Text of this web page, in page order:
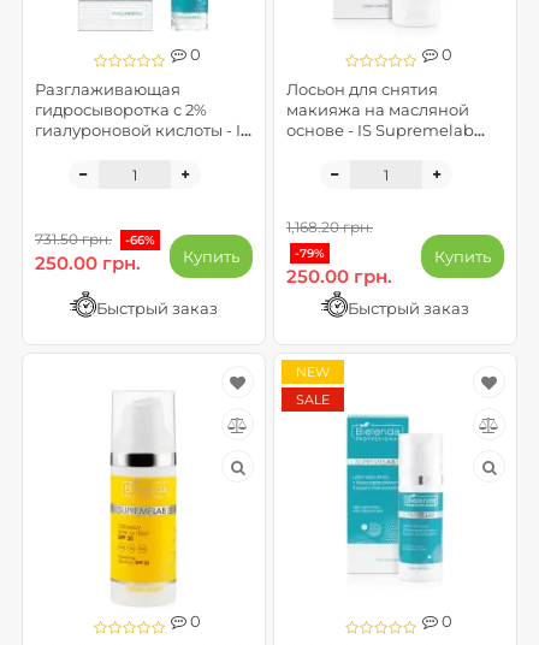
0
Разглаживающая
гидросыворотка с 2%
гиалуроновой кислоты - IS
Minerals ( до 07.2026)
731.50 грн. -66%
250.00 грн. Купить
Быстрый заказ
0
Лосьон для снятия
макияжа на масляной
основе - IS Supremelab
1,168.20 грн.
-79%
250.00 грн.
Купить
Быстрый заказ
0
0
NEW
SALE